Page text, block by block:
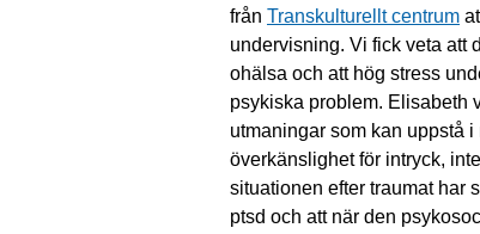
från Transkulturellt centrum
undervisning. Vi fick veta att
ohälsa och att hög stress
psykiska problem. Elisabeth
utmaningar som kan uppstå
överkänslighet för intryck,
situationen efter traumat har
ptsd och att när den